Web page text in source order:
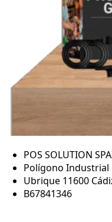
POS SOLUTION
Polígono Industrial
Ubrique 11600
B67841346